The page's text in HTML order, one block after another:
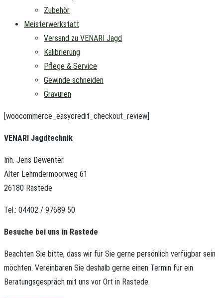
Zubehör
Meisterwerkstatt
Versand zu VENARI Jagd
Kalibrierung
Pflege & Service
Gewinde schneiden
Gravuren
[woocommerce_easycredit_checkout_review]
VENARI Jagdtechnik
Inh. Jens Dewenter
Alter Lehmdermoorweg 61
26180 Rastede
Tel.: 04402 / 97689 50
Besuche bei uns in Rastede
Beachten Sie bitte, dass wir für Sie gerne persönlich verfügbar sein
möchten. Vereinbaren Sie deshalb gerne einen Termin für ein
Beratungsgespräch mit uns vor Ort in Rastede.